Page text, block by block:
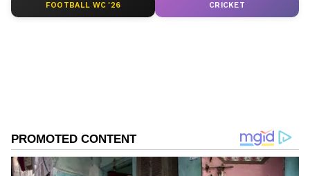
ABOUT THE AUTHOR
ಸುದ್ದಿಗಳು ಸುವರ್ಣ ನ್ಯೂಸ್ ವೆಬ್‌ಸೈಟಲ್ಲೂ ಲಭ್ಯ.
FOOTBALL WC '26 CRICKET